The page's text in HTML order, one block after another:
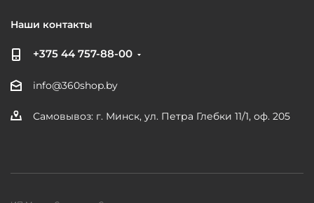
Наши контакты
+375 44 757-88-00
info@360shop.by
Самовывоз: г. Минск, ул. Петра Глебки 11/1, оф. 205